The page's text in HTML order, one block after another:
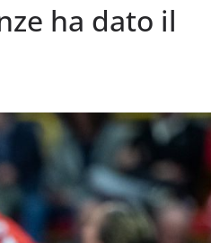
ha dato il